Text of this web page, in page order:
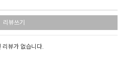
리뷰쓰기
리뷰가 없습니다.